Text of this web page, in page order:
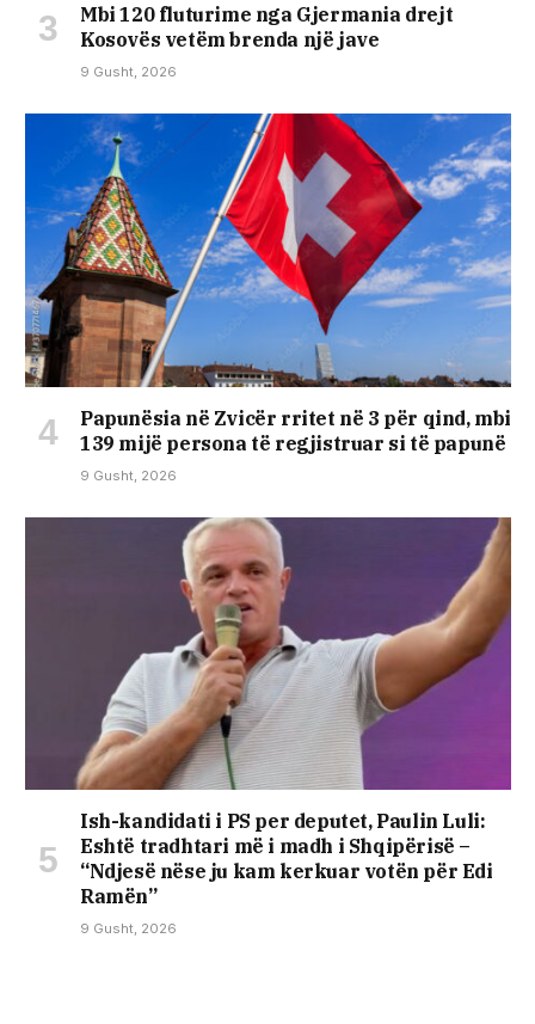
Mbi 120 fluturime nga Gjermania drejt
Kosovës vetëm brenda një jave
9 Gusht, 2026
Papunësia në Zvicër rritet në 3 për qind, mbi
139 mijë persona të regjistruar si të papunë
9 Gusht, 2026
Ish-kandidati i PS per deputet, Paulin Luli:
Eshtë tradhtari më i madh i Shqipërisë –
“Ndjesë nëse ju kam kerkuar votën për Edi
Ramën”
9 Gusht, 2026